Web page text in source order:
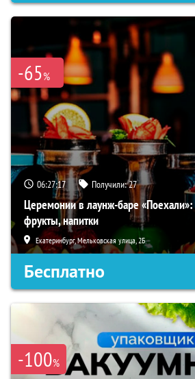
-65%
06:27:16 Получили:27
Церемонии в лаунж-баре
фрукты, напитки
Екатеринбург, Мельковская улица, 2Б
Бесплатно
-100%